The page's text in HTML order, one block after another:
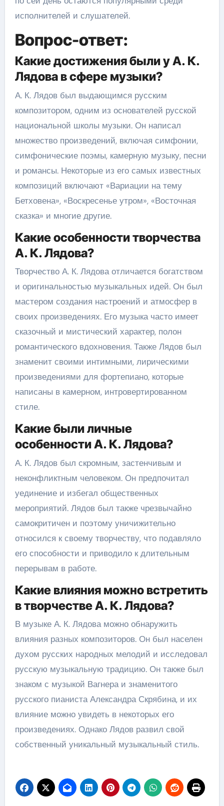
исполнителей и слушателей.
Вопрос-ответ:
Какие достижения были у А. К.
Лядова в сфере музыки?
А. К. Лядов был выдающимся русским
композитором, одним из основателей русской
национальной школы музыки. Он написал
множество произведений, включая симфонии,
симфонические поэмы, камерную музыку, песни
и романсы. Некоторые из его самых известных
композиций включают «Вариации на тему
Бетховена», «Воскресенье утром», «Восточная
сказка» и многие другие.
Какие особенности творчества
А. К. Лядова?
Творчество А. К. Лядова отличается богатством
и оригинальностью музыкальных идей. Он был
мастером создания настроений и атмосфер в
своих произведениях. Его музыка часто имеет
сказочный и мистический характер, полон
романтического вдохновения. Также Лядов был
знаменит своими интимными, лирическими
произведениями для фортепиано, которые
написаны в камерном, интровертированном
стиле.
Какие были личные
особенности А. К. Лядова?
А. К. Лядов был скромным, застенчивым и
неконфликтным человеком. Он предпочитал
уединение и избегал общественных
мероприятий. Лядов был также чрезвычайно
самокритичен и поэтому уничижительно
относился к своему творчеству, что подавляло
его способности и приводило к длительным
перерывам в работе.
Какие влияния можно встретить
в творчестве А. К. Лядова?
В музыке А. К. Лядова можно обнаружить
влияния разных композиторов. Он был населен
духом русских народных мелодий и исследовал
русскую музыкальную традицию. Он также был
знаком с музыкой Вагнера и знаменитого
русского пианиста Александра Скрябина, и их
влияние можно увидеть в некоторых его
произведениях. Однако Лядов развил свой
собственный уникальный музыкальный стиль.